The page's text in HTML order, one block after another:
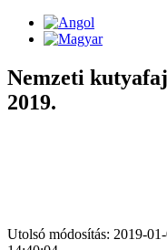
Nemzeti
2019.
Utolsó módosítás: 2019-